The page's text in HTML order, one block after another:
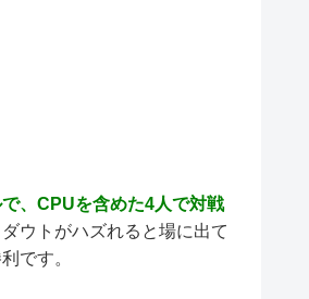
、CPUを含めた4人で対戦
ウトがハズれると場に出て
です。